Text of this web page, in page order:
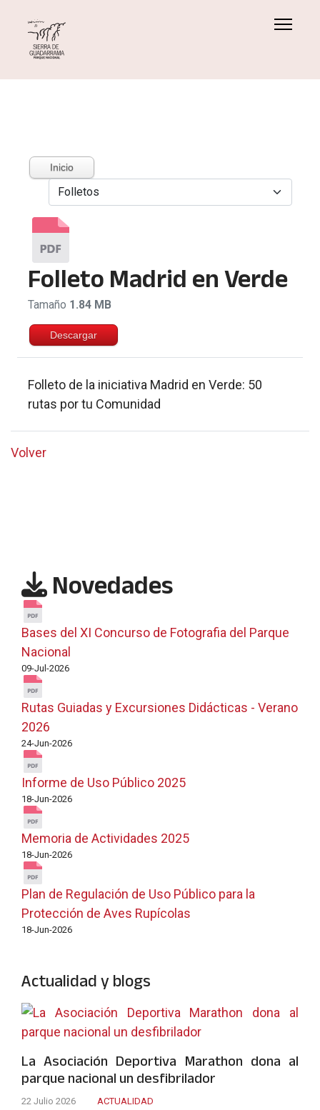
Inicio
Folleto Madrid en Verde
Tamaño 1.84 MB
Descargar
Folleto de la iniciativa Madrid en Verde: 50
rutas por tu Comunidad
Volver
Novedades
Bases del XI Concurso de Fotografia del Parque
Nacional
09-Jul-2026
Rutas Guiadas y Excursiones Didácticas - Verano
2026
24-Jun-2026
Informe de Uso Público 2025
18-Jun-2026
Memoria de Actividades 2025
18-Jun-2026
Plan de Regulación de Uso Público para la
Protección de Aves Rupícolas
18-Jun-2026
Actualidad y blogs
La Asociación Deportiva Marathon dona al
parque nacional un desfibrilador
22 Julio 2026
ACTUALIDAD